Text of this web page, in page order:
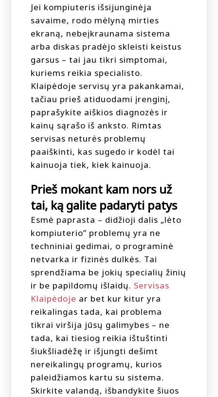
Jei kompiuteris išsijunginėja
savaime, rodo mėlyną mirties
ekraną, nebeįkraunama sistema
arba diskas pradėjo skleisti keistus
garsus – tai jau tikri simptomai,
kuriems reikia specialisto.
Klaipėdoje servisų yra pakankamai,
tačiau prieš atiduodami įrenginį,
paprašykite aiškios diagnozės ir
kainų sąrašo iš anksto. Rimtas
servisas neturės problemų
paaiškinti, kas sugedo ir kodėl tai
kainuoja tiek, kiek kainuoja.
Prieš mokant kam nors už
tai, ką galite padaryti patys
Esmė paprasta – didžioji dalis „lėto
kompiuterio” problemų yra ne
techniniai gedimai, o programinė
netvarka ir fizinės dulkės. Tai
sprendžiama be jokių specialių žinių
ir be papildomų išlaidų. Servisas
Klaipėdoje ar bet kur kitur yra
reikalingas tada, kai problema
tikrai viršija jūsų galimybes – ne
tada, kai tiesiog reikia ištuštinti
šiukšliadėžę ir išjungti dešimt
nereikalingų programų, kurios
paleidžiamos kartu su sistema.
Skirkite valandą, išbandykite šiuos